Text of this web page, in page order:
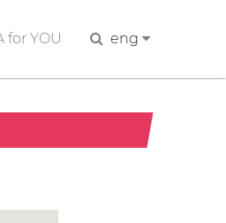
for YOU Searcheng